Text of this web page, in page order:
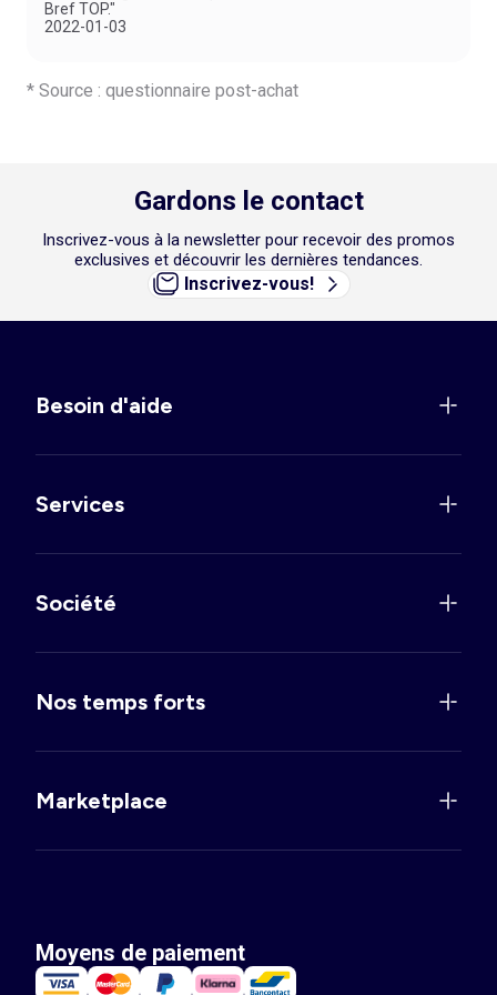
Bref TOP."
2022-01-03
* Source : questionnaire post-achat
Gardons le contact
Inscrivez-vous à la newsletter pour recevoir des promos
exclusives et découvrir les dernières tendances.
Inscrivez-vous!
Besoin d'aide
Services
Société
Nos temps forts
Marketplace
Moyens de paiement